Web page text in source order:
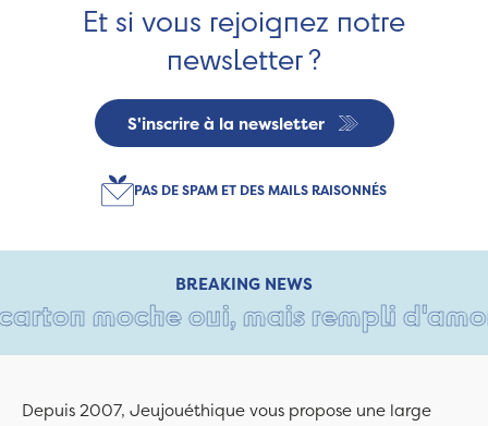
Et si vous rejoignez notre
newsletter ?
S'inscrire à la newsletter
PAS DE SPAM ET DES MAILS RAISONNÉS
BREAKING NEWS
moche oui, mais rempli d'amour
Depuis 2007, Jeujouéthique vous propose une large